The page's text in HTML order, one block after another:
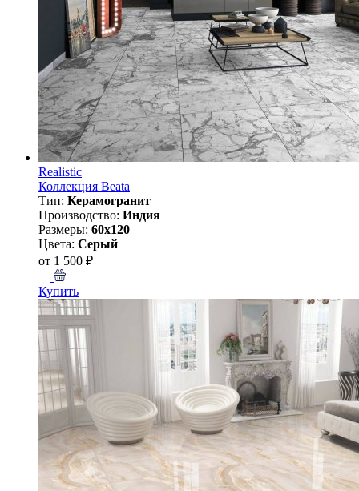
Realistic
Коллекция Beata
Тип: Керамогранит
Производство: Индия
Размеры: 60x120
Цвета: Серый
от 1 500 ₽
Купить